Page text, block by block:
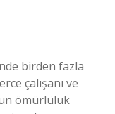
birden fazla
çalışanı ve
ömürlülük